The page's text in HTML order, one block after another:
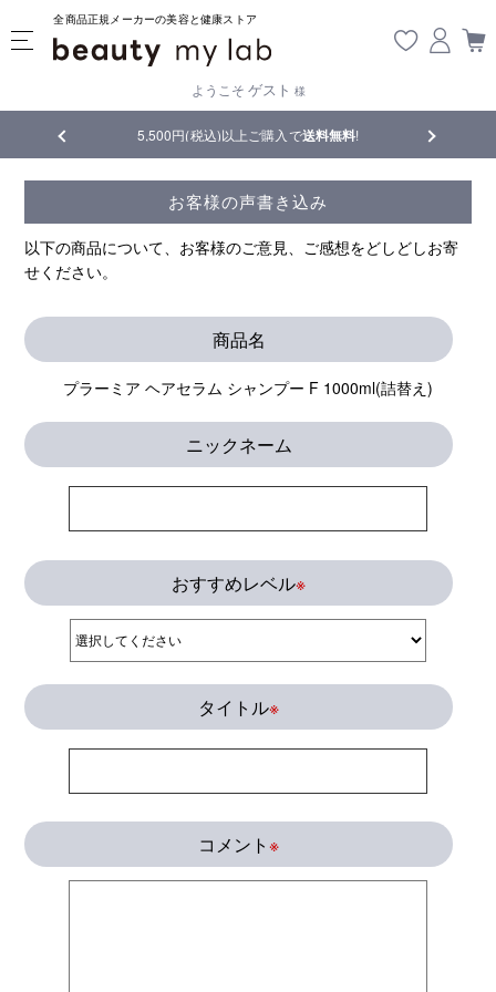
全商品正規メーカーの美容と健康ストア
ようこそ ゲスト 様
5,500円(税込)以上ご購入で送料無料! 【重要】
お客様の声書き込み
以下の商品について、お客様のご意見、ご感想をどしどしお寄
せください。
商品名
プラーミア ヘアセラム シャンプー F 1000ml(詰替え)
ニックネーム
おすすめレベル※
タイトル※
コメント※